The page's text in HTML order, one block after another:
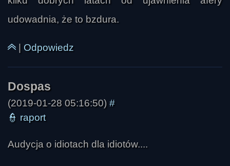
udowadnia, że to bzdura.
Odpowiedz
(2019-01-28 05:16:50) #
👮 raport
Audycja o idiotach dla idiotów....
Izajasz Tobiasz